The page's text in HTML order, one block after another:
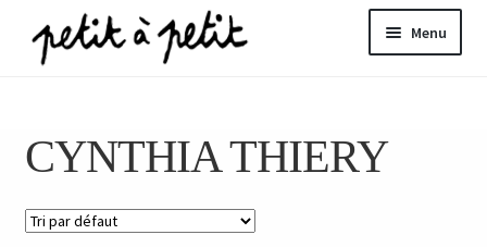
Aller
à
Aller
au
Menu
CYNTHIA THIERY